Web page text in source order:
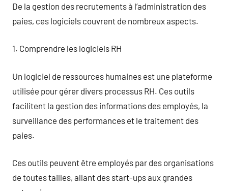
De la gestion des recrutements à l’administration des
paies, ces logiciels couvrent de nombreux aspects.
1. Comprendre les logiciels RH
Un logiciel de ressources humaines est une plateforme
utilisée pour gérer divers processus RH. Ces outils
facilitent la gestion des informations des employés, la
surveillance des performances et le traitement des
paies.
Ces outils peuvent être employés par des organisations
de toutes tailles, allant des start-ups aux grandes